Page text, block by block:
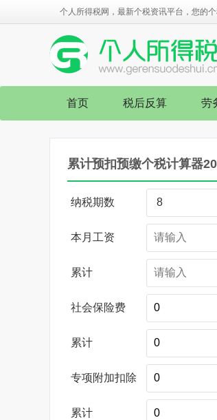
个人所得税网，最新个税资讯平台，您的个
首页 税后反算 劳
累计预扣预缴个税计算器
纳税期数
本月工资
累计
社会保险费
累计
专项附加扣除
累计